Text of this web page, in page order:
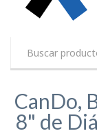
CanDo,
8" de